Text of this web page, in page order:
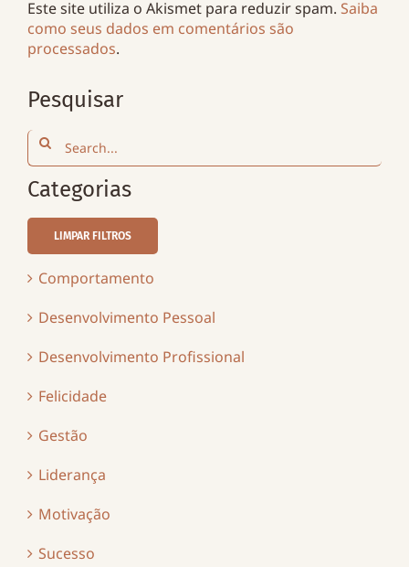
Este site utiliza o Akismet para reduzir spam. Saiba
como seus dados em comentários são
processados.
Pesquisar
Search
for:
Categorias
LIMPAR FILTROS
Comportamento
Desenvolvimento Pessoal
Desenvolvimento Profissional
Felicidade
Gestão
Liderança
Motivação
Sucesso